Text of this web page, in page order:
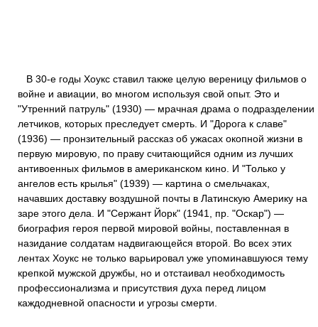
В 30-е годы Хоукс ставил также целую вереницу фильмов о
войне и авиации, во многом используя свой опыт. Это и
"Утренний патруль" (1930) — мрачная драма о подразделении
летчиков, которых преследует смерть. И "Дорога к славе"
(1936) — пронзительный рассказ об ужасах окопной жизни в
первую мировую, по праву считающийся одним из лучших
антивоенных фильмов в американском кино. И "Только у
ангелов есть крылья" (1939) — картина о смельчаках,
начавших доставку воздушной почты в Латинскую Америку на
заре этого дела. И "Сержант Йорк" (1941, пр. "Оскар") —
биография героя первой мировой войны, поставленная в
назидание солдатам надвигающейся второй. Во всех этих
лентах Хоукс не только варьировал уже упоминавшуюся тему
крепкой мужской дружбы, но и отстаивал необходимость
профессионализма и присутствия духа перед лицом
каждодневной опасности и угрозы смерти.